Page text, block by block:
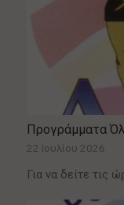
Προγράμματα
22 Ιουλίου 2026
Για να δείτε τις